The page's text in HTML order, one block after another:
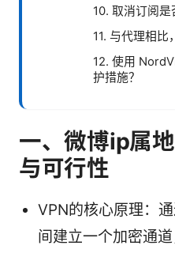
10. 取消订阅是
11. 与代理相比
12. 使用
护措施？
一、微博ip属
与可行性
VPN的核心原理：
间建立一个加密通